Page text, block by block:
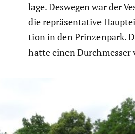
lage. Deswegen war der
die reprä­sen­ta­tive
tion in den Prinzen­park.
hatte einen Durch­messer